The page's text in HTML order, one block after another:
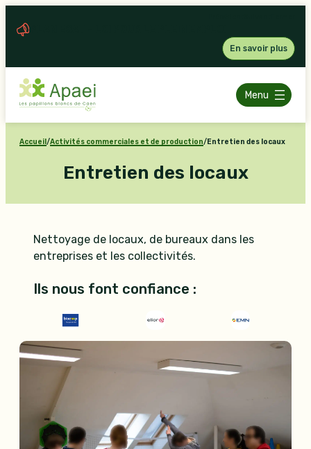
au
En savoir plus
Menu
Accueil /Activités commerciales et de production/ Entretien des locaux
Entretien des locaux
Nettoyage de locaux, de bureaux dans les
entreprises et les collectivités.
Ils nous font confiance :